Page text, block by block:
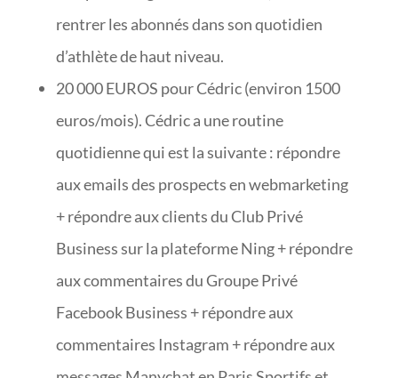
rentrer les abonnés dans son quotidien
d’athlète de haut niveau.
20 000 EUROS pour Cédric (environ 1500
euros/mois). Cédric a une routine
quotidienne qui est la suivante : répondre
aux emails des prospects en webmarketing
+ répondre aux clients du Club Privé
Business sur la plateforme Ning + répondre
aux commentaires du Groupe Privé
Facebook Business + répondre aux
commentaires Instagram + répondre aux